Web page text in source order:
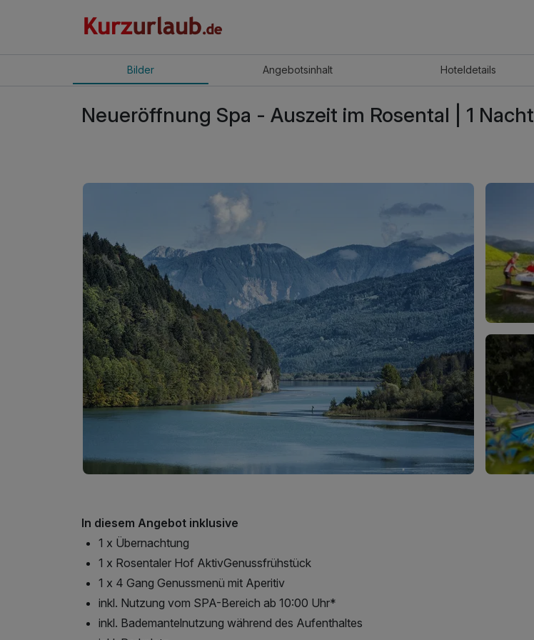
Bilder Angebotsinhalt Hoteldetails
Neueröffnung Spa - Auszeit im Rosental | 1 Nacht
In diesem Angebot inklusive
1 x Übernachtung
1 x Rosentaler Hof AktivGenussfrühstück
1 x 4 Gang Genussmenü mit Aperitiv
inkl. Nutzung vom SPA-Bereich ab 10:00 Uhr*
inkl. Bademantelnutzung während des Aufenthaltes